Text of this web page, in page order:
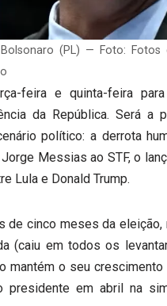
(PL) — Foto: Fotos
feira e quinta-feira
da República. Será a
político: a derrota
Messias ao STF, o
Lula e Donald Trump.
de cinco meses da eleição,
(caiu em todos os
mantém o seu crescimento
presidente em abril na